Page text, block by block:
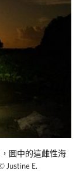
圖中的這雌性海
Justine E.